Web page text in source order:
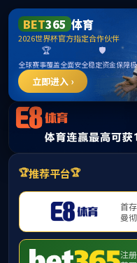
******
伟德(bevictor)国
请输入验